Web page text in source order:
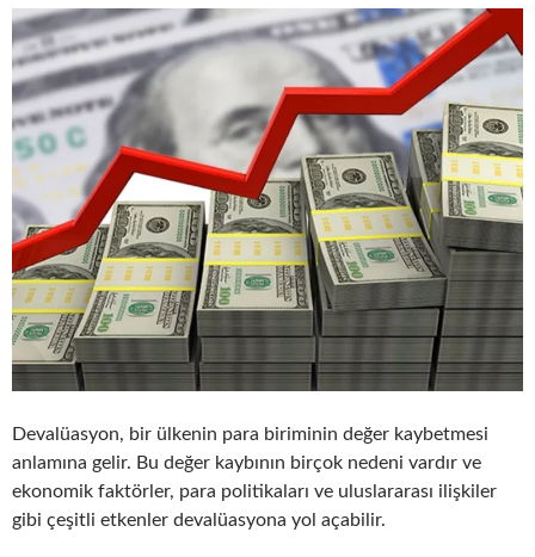
Devalüasyon, bir ülkenin para biriminin değer kaybetmesi
anlamına gelir. Bu değer kaybının birçok nedeni vardır ve
ekonomik faktörler, para politikaları ve uluslararası ilişkiler
gibi çeşitli etkenler devalüasyona yol açabilir.